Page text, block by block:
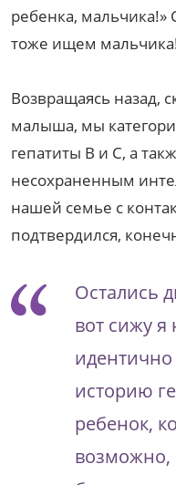
ребенка, мальчика!»
тоже ищем
Возвращаясь назад,
малыша, мы
гепатиты В и С, а
несохраненным
нашей семье с
подтвердился,
Остались
вот сижу я
идентично
историю
ребенок,
возможно,